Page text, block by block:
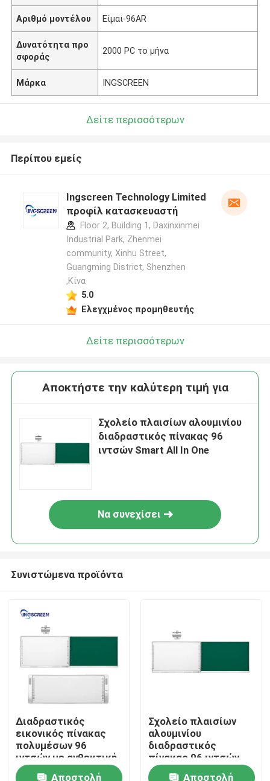
Αρχική Σελίδα
Προϊόντα
Βίντεο
Αριθμό μοντέλου Είμαι-96AR
Δυνατότητα προ
σφοράς
2000 PC το μήνα
Μάρκα INGSCREEN
Δείτε περισσότερων
Περίπου εμείς
Ingscreen Technology Limited
προφίλ κατασκευαστή
Floor 2, Building 1, Daxinxinmei
Industrial Park, Zhenmei
community, Xinhu Street,
Guangming District, Shenzhen
,Κίνα
5.0
Ελεγχμένος προμηθευτής
Δείτε περισσότερων
Αποκτήστε την καλύτερη τιμή για
Σχολείο πλαισίων αλουμινίου
διαδραστικός πίνακας 96
ιντσών Smart All In One
Να συνεχίσει
Συνιστώμενα προϊόντα
Διαδραστικός
εικονικός πίνακας
πολυμέσων 96
ιντσών με ανθεκτική
οθόνη αφής για
Αποστολή
Σχολείο πλαισίων
αλουμινίου
διαδραστικός
πίνακας 96 ιντσών
Smart All In One
Αποστολή